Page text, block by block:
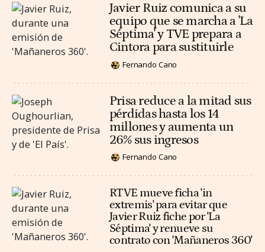
Javier Ruiz comunica a su
equipo que se marcha a 'La
Séptima' y TVE prepara a
Cintora para sustituirle
Fernando Cano
Prisa reduce a la mitad sus
pérdidas hasta los 14
millones y aumenta un
26% sus ingresos
Fernando Cano
RTVE mueve ficha 'in
extremis' para evitar que
Javier Ruiz fiche por 'La
Séptima' y renueve su
contrato con 'Mañaneros 360'